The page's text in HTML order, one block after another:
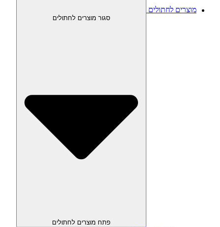
מוצרים לחתולים
סגור מוצרים לחתולים
פתח מוצרים לחתולים